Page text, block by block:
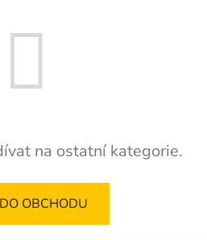
na ostatní kategorie.
OBCHODU